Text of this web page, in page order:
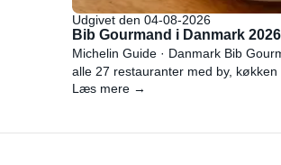
Udgivet den 04-08-2026
Bib Gourmand i Danmark 2026
Michelin Guide · Danmark Bib
alle 27 restauranter med by, køkken
Læs mere →